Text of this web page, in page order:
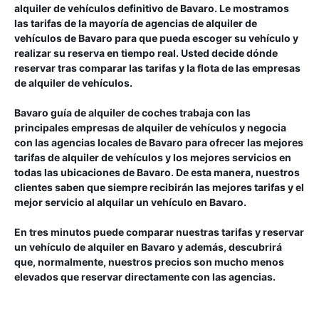
alquiler de vehículos definitivo deBavaro. Le mostramos
las tarifas de la mayoría de agencias de alquiler de
vehículos deBavaro para que pueda escoger su vehículo y
realizar su reserva en tiempo real. Usted decide dónde
reservar tras comparar las tarifas y la flota de las empresas
de alquiler de vehículos.
Bavaro guía de alquiler de cochestrabaja con las
principales empresas de alquiler de vehículos y negocia
con las agencias locales deBavaro para ofrecer las mejores
tarifas de alquiler de vehículos y los mejores servicios en
todas las ubicaciones deBavaro. De esta manera, nuestros
clientes saben que siempre recibirán las mejores tarifas y el
mejor servicio al alquilar un vehículo en Bavaro.
En tres minutos puede comparar nuestras tarifas y reservar
un vehículo de alquiler en Bavaro y además, descubrirá
que, normalmente, nuestros precios son mucho menos
elevados que reservar directamente con las agencias.